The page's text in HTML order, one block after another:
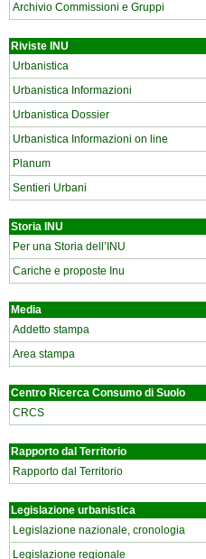
Archivio Commissioni e Gruppi
Riviste INU
Urbanistica
Urbanistica Informazioni
Urbanistica Dossier
Urbanistica Informazioni on line
Planum
Sentieri Urbani
Storia INU
Per una Storia dell’INU
Cariche e proposte Inu
Media
Addetto stampa
Area stampa
Centro Ricerca Consumo di Suolo
CRCS
Rapporto dal Territorio
Rapporto dal Territorio
Legislazione urbanistica
Legislazione nazionale, cronologia
Legislazione regionale